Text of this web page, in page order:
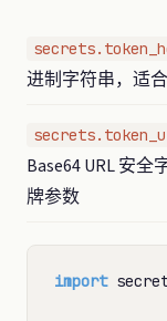
进制字符串，适
Base64 URL 安
牌参数
import